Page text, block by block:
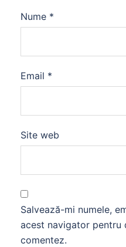
Nume *
Email *
Site web
Salvează-mi numele,
acest navigator pentru
comentez.